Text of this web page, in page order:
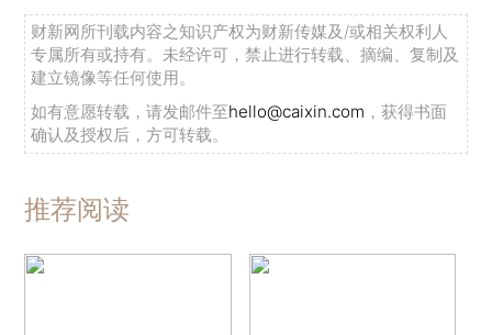
财新网所刊载内容之知识产权为财新传媒及/或相关权利人
专属所有或持有。未经许可，禁止进行转载、摘编、复制及
建立镜像等任何使用。
如有意愿转载，请发邮件至hello@caixin.com ，获得书面
确认及授权后，方可转载。
推荐阅读